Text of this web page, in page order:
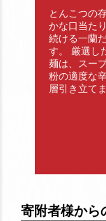
とんこつの
かな口当た
続ける一蘭
す。 厳選し
麺は、スー
粉の適度な
層引き立てま
寄附者様から